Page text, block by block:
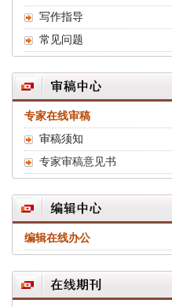
写作指导
常见问题
专家在线审稿
审稿须知
专家审稿意见书
编辑在线办公